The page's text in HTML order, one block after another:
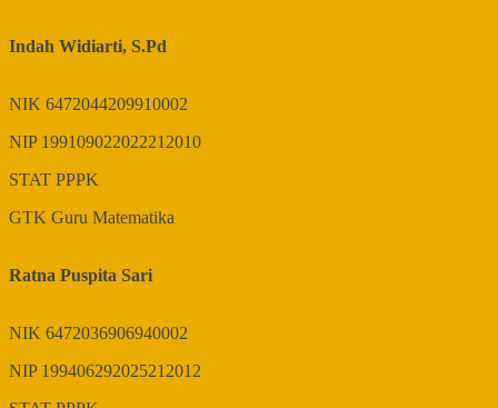
Indah Widiarti, S.Pd
NIK 6472044209910002
NIP 199109022022212010
STAT PPPK
GTK Guru Matematika
Ratna Puspita Sari
NIK 6472036906940002
NIP 199406292025212012